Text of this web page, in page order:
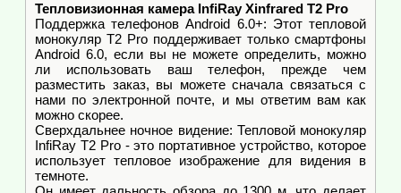
Тепловизионная камера InfiRay Xinfrared T2 Pro
Поддержка телефонов Android 6.0+: Этот тепловой
монокуляр T2 Pro поддерживает только смартфоны
Android 6.0, если вы не можете определить, можно
ли использовать ваш телефон, прежде чем
разместить заказ, вы можете сначала связаться с
нами по электронной почте, и мы ответим вам как
можно скорее.
Сверхдальнее ночное видение: Тепловой монокуляр
InfiRay T2 Pro - это портативное устройство, которое
использует тепловое изображение для видения в
темноте.